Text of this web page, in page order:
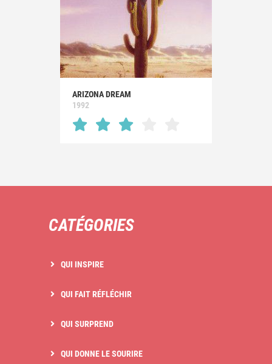
ARIZONA DREAM
1992
CATÉGORIES
QUI INSPIRE
QUI FAIT RÉFLÉCHIR
QUI SURPREND
QUI DONNE LE SOURIRE